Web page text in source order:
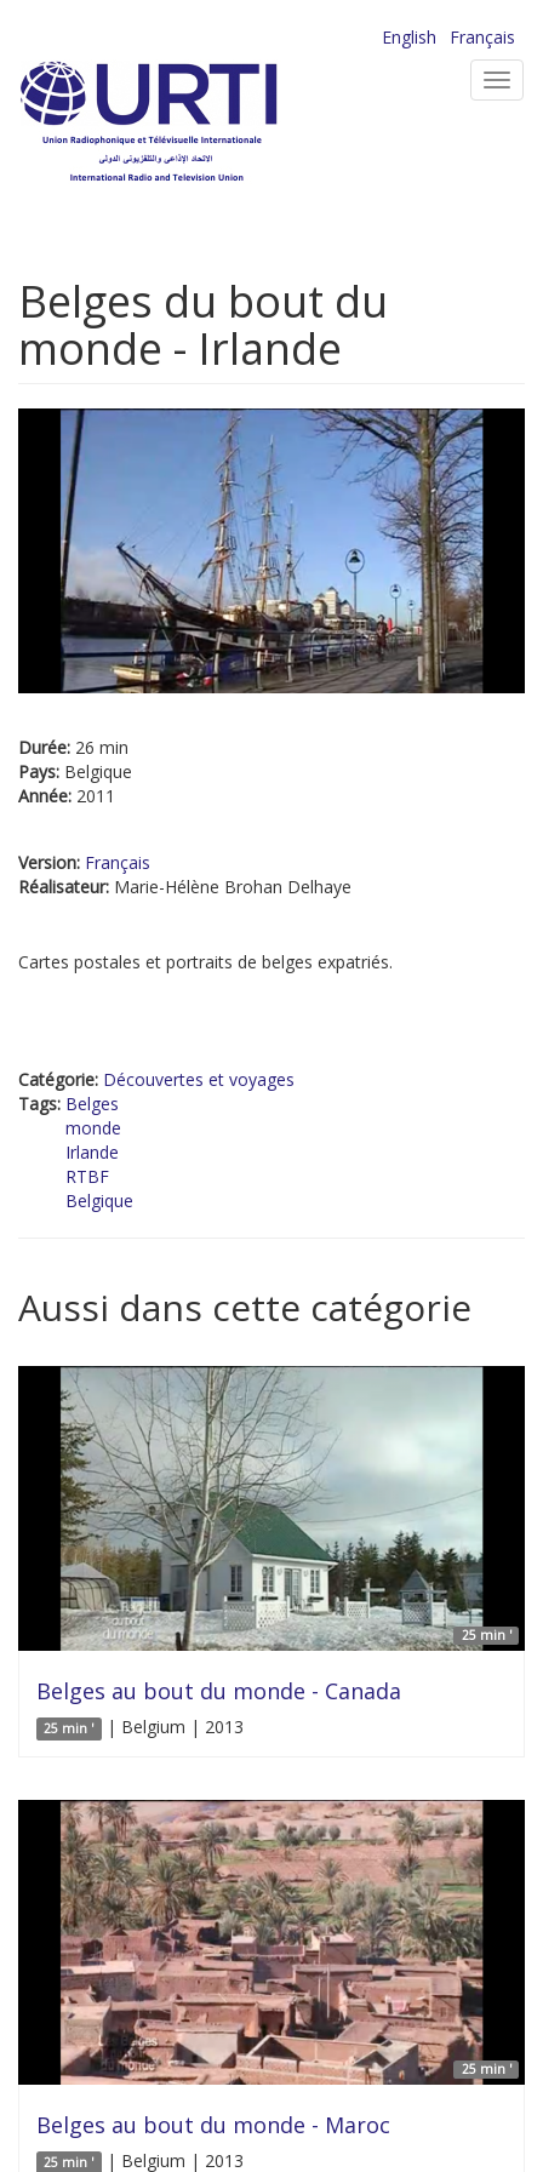
contenu
principal
English
Français
Belges du bout du
monde - Irlande
Durée: 26 min
Pays: Belgique
Année: 2011
Version: Français
Réalisateur: Marie-Hélène Brohan Delhaye
Cartes postales et portraits de belges expatriés.
Catégorie: Découvertes et voyages
Tags: Belges
monde
Irlande
RTBF
Belgique
Aussi dans cette catégorie
25 min '
Belges au bout du monde - Canada
25 min ' | Belgium | 2013
25 min '
Belges au bout du monde - Maroc
25 min ' | Belgium | 2013